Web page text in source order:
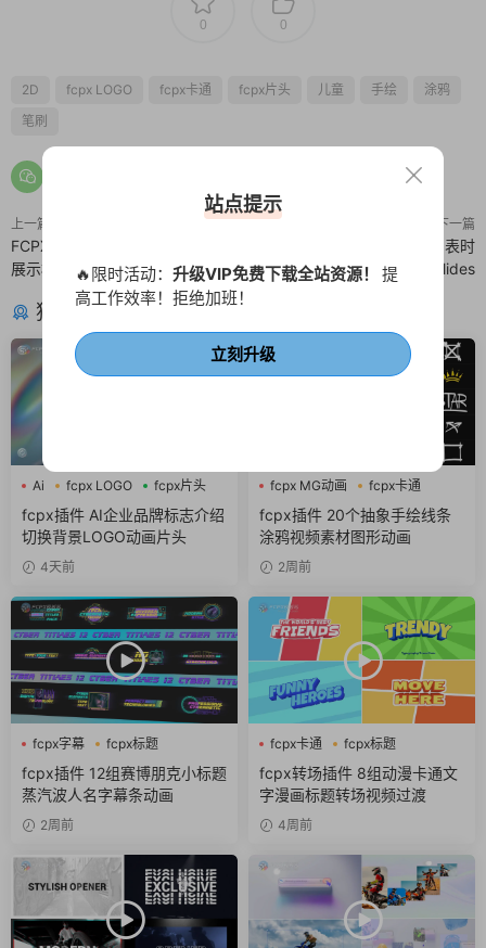
0 0
2D fcpx LOGO fcpx卡通 fcpx片头 儿童 手绘
涂鸦
笔刷
上一篇
FCPX多彩校园幻灯片VLOG视频
展示模板 Vivid Fashion
下一篇
FCPX插件 大气历史史诗时间表时
间轴 History Timeline Slides
猜你喜欢
Ai fcpx LOGO fcpx片头
fcpx插件 AI企业品牌标志介绍
切换背景LOGO动画片头
4天前
fcpx MG动画
fcpx卡通
fcpx图形动画
fcpx插件 20个抽象手绘线条
涂鸦视频素材图形动画
2周前
fcpx字幕
fcpx标题
fcpx片头
fcpx插件 12组赛博朋克小标题
蒸汽波人名字幕条动画
2周前
fcpx卡通
fcpx标题
fcpx转场
fcpx转场插件 8组动漫卡通文
字漫画标题转场视频过渡
4周前
站点提示
🔥限时活动： 升级VIP免费下载全站资源！ 提
高工作效率！拒绝加班！
立刻升级